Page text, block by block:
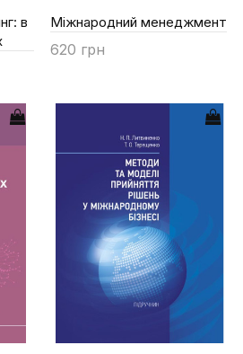
в
Міжнародний менеджмент
620 грн